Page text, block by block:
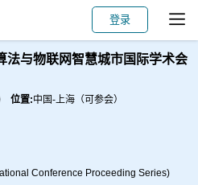
登录
会议主题 论文出版
法与物联网智慧城市国际学术会
位置:中国-上海（可参会）
Conference Proceeding Series)